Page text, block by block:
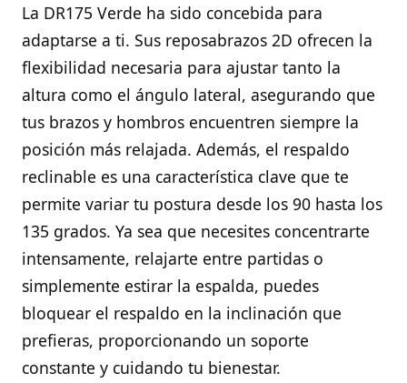
La DR175 Verde ha sido concebida para
adaptarse a ti. Sus reposabrazos 2D ofrecen la
flexibilidad necesaria para ajustar tanto la
altura como el ángulo lateral, asegurando que
tus brazos y hombros encuentren siempre la
posición más relajada. Además, el respaldo
reclinable es una característica clave que te
permite variar tu postura desde los 90 hasta los
135 grados. Ya sea que necesites concentrarte
intensamente, relajarte entre partidas o
simplemente estirar la espalda, puedes
bloquear el respaldo en la inclinación que
prefieras, proporcionando un soporte
constante y cuidando tu bienestar.